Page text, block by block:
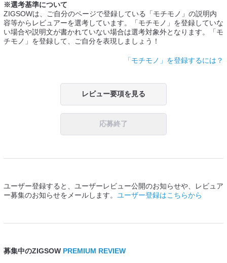
※選考基準について
ZIGSOWは、ご自分のページで登録している「モチモノ」の説明内
容等からレビュアーを選考しています。「モチモノ」を登録していな
い場合や説明文が書かれていない場合は選考対象外となります。「モ
チモノ」を登録して、ご自分を表現しましょう！
「モチモノ」を登録するには？
レビュー要項を見る
応募終了
ユーザー登録すると、ユーザーレビュー公開のお知らせや、レビュア
ー募集のお知らせをメールします。 ユーザー登録はこちらから
募集中のZIGSOW PREMIUM REVIEW